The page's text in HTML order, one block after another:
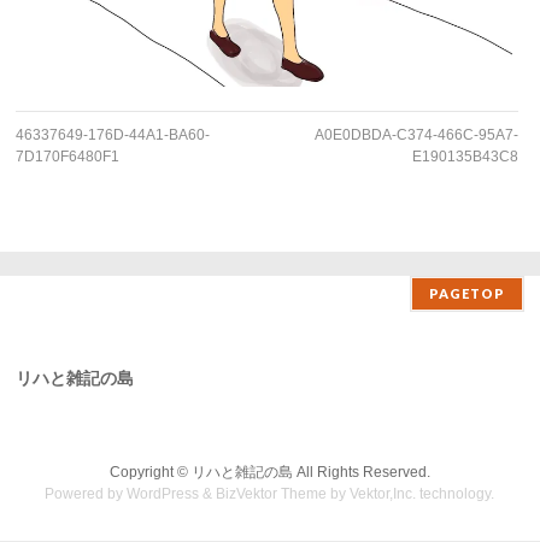
46337649-176D-44A1-BA60-
7D170F6480F1
A0E0DBDA-C374-466C-95A7-
E190135B43C8
PAGETOP
リハと雑記の島
Copyright © リハと雑記の島 All Rights Reserved.
Powered byWordPress & BizVektor Theme by Vektor,Inc. technology.